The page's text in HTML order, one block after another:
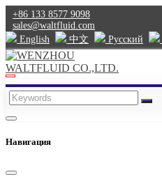
+86 133 8577 9098
sales@waltfluid.com
English
中文 Pусский
Навигация